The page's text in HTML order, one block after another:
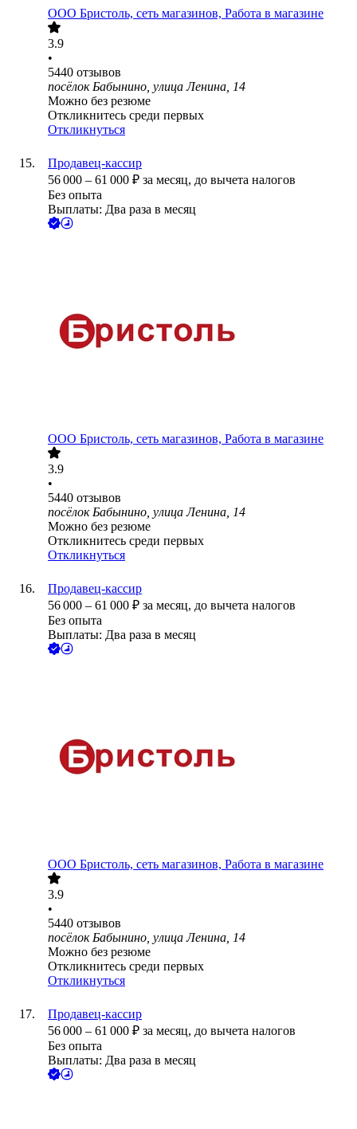
ООО Бристоль, сеть магазинов, Работа в магазине
3.9
•
5440 отзывов
посёлок Бабынино, улица Ленина, 14
Можно без резюме
Откликнитесь среди первых
Откликнуться
Продавец-кассир
56 000 – 61 000 ₽ за месяц, до вычета налогов
Без опыта
Выплаты: Два раза в месяц
ООО Бристоль, сеть магазинов, Работа в магазине
3.9
•
5440 отзывов
посёлок Бабынино, улица Ленина, 14
Можно без резюме
Откликнитесь среди первых
Откликнуться
Продавец-кассир
56 000 – 61 000 ₽ за месяц, до вычета налогов
Без опыта
Выплаты: Два раза в месяц
ООО Бристоль, сеть магазинов, Работа в магазине
3.9
•
5440 отзывов
посёлок Бабынино, улица Ленина, 14
Можно без резюме
Откликнитесь среди первых
Откликнуться
Продавец-кассир
56 000 – 61 000 ₽ за месяц, до вычета налогов
Без опыта
Выплаты: Два раза в месяц